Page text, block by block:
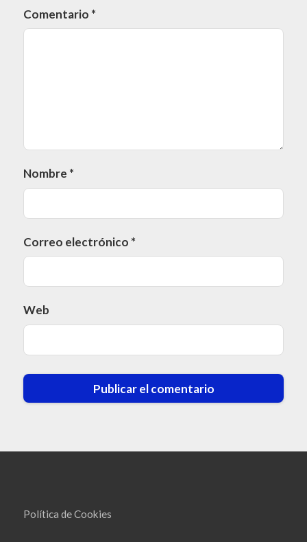
Comentario *
Nombre *
Correo electrónico *
Web
Política de Cookies